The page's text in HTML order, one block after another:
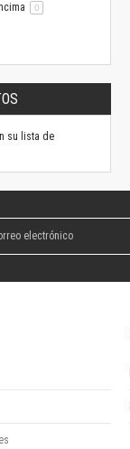
0
su lista de